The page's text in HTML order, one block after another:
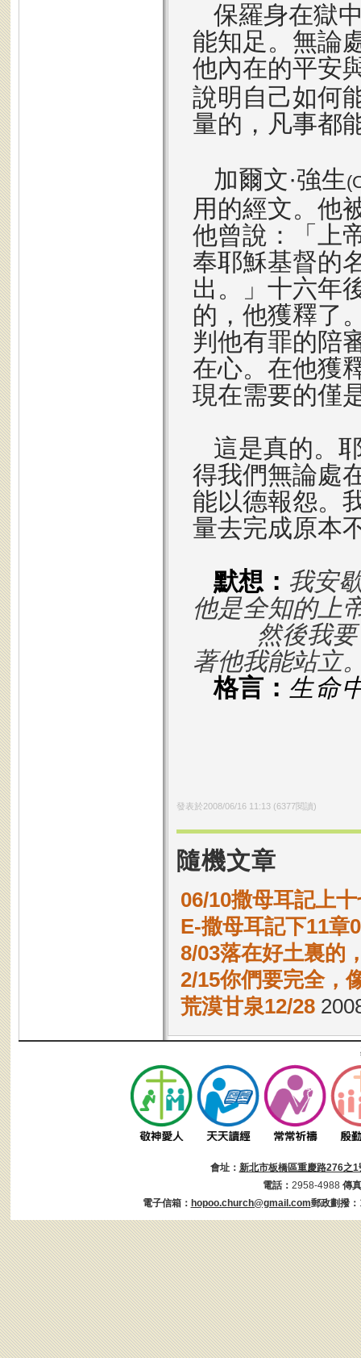
保羅身在獄
能知足。無論
他內在的平安
說明自己如何
量的，凡事都
加爾文·強生
用的經文。他
他曾說：「上
奉耶穌基督的
出。」十六年
的，他獲釋了
判他有罪的陪
在心。在他獲
現在需要的僅
這是真的。
得我們無論處
能以德報怨。
量去完成原本
默想： 我安
他是全知的上
然後我
著他我能站立
格言： 生命
發表於2008/06/16 11:13(6377閱讀)
隨機文章
06/10撒母耳記上
E-撒母耳記下11章
8/03落在好土裏的
2/15你們要完全，
荒漠甘泉12/28
會址： 新北市板橋區重慶路276之1
電話： 2958-4988 傳
電子信箱： hopoo.church@gmail.com郵政劃撥：